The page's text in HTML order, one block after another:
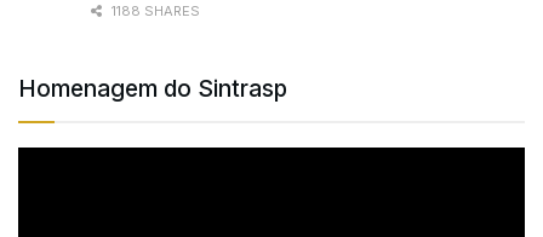
1188 SHARES
Homenagem do Sintrasp